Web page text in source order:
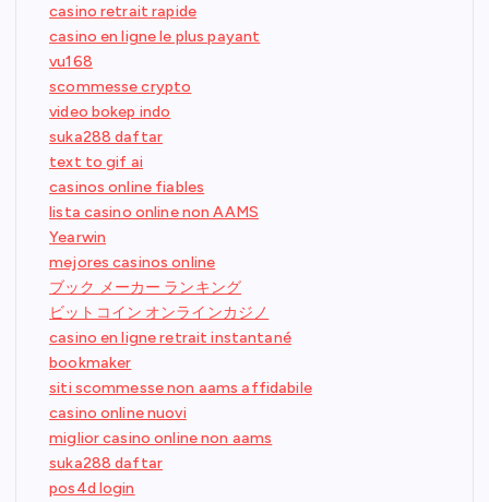
casino retrait rapide
casino en ligne le plus payant
vu168
scommesse crypto
video bokep indo
suka288 daftar
text to gif ai
casinos online fiables
lista casino online non AAMS
Yearwin
mejores casinos online
ブック メーカー ランキング
ビットコイン オンラインカジノ
casino en ligne retrait instantané
bookmaker
siti scommesse non aams affidabile
casino online nuovi
miglior casino online non aams
suka288 daftar
pos4d login